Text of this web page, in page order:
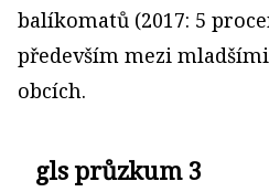
balíkomatů (2017: 5
především mezi
obcích.
gls průzkum 3